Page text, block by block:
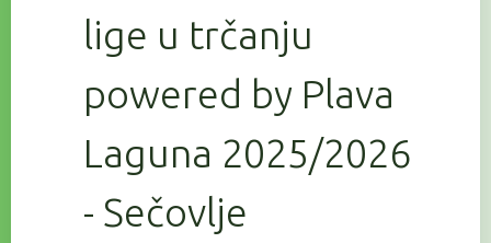
lige u trčanju
powered by Plava
Laguna 2025/2026
- Sečovlje